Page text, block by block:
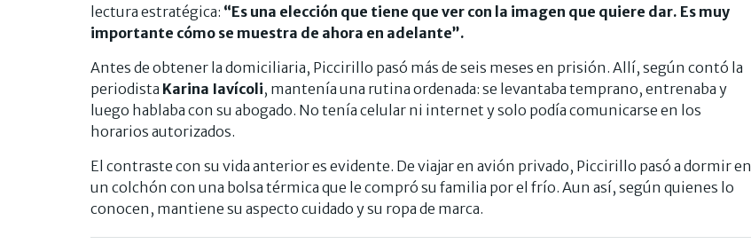
lectura estratégica: “Es una elección que tiene que ver con la imagen que quiere dar. Es muy
importante cómo se muestra de ahora en adelante”.
Antes de obtener la domiciliaria, Piccirillo pasó más de seis meses en prisión. Allí, según contó la
periodista Karina Iavícoli, mantenía una rutina ordenada: se levantaba temprano, entrenaba y
luego hablaba con su abogado. No tenía celular ni internet y solo podía comunicarse en los
horarios autorizados.
El contraste con su vida anterior es evidente. De viajar en avión privado, Piccirillo pasó a dormir en
un colchón con una bolsa térmica que le compró su familia por el frío. Aun así, según quienes lo
conocen, mantiene su aspecto cuidado y su ropa de marca.